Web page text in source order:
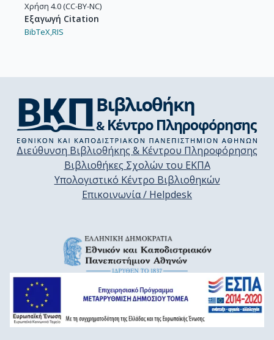
Χρήση 4.0 (CC-BY-NC)
Εξαγωγή Citation
BibTeX,RIS
Διεύθυνση Βιβλιοθήκης & Κέντρου Πληροφόρησης
Βιβλιοθήκες Σχολών του ΕΚΠΑ
Υπολογιστικό Κέντρο Βιβλιοθηκών
Επικοινωνία / Helpdesk